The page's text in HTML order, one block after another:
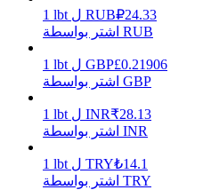
تعلم كيفية البقاء مربحة
يكسب
1 lbt ل RUB₽24.33
اشتر بواسطة RUB
1 lbt ل GBP£0.21906
اشتر بواسطة GBP
1 lbt ل INR₹28.13
اشتر بواسطة INR
1 lbt ل TRY₺14.1
اشتر بواسطة TRY